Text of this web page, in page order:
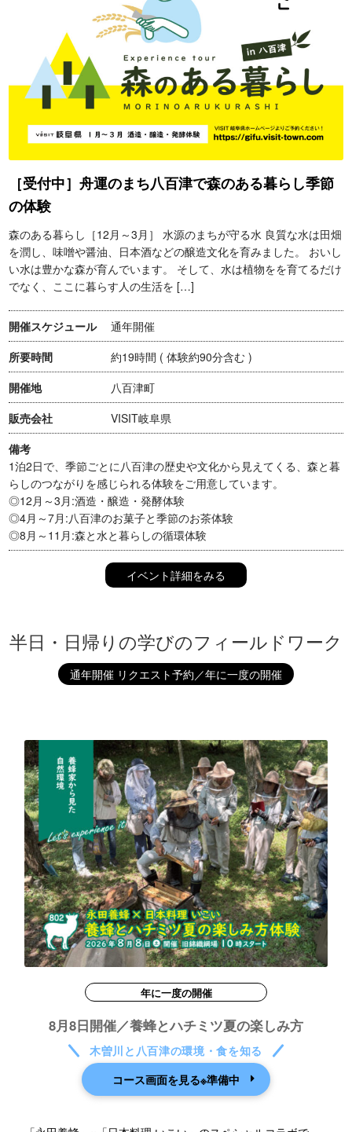
［受付中］舟運のまち八百津で森のある暮らし季節
の体験
森のある暮らし［12月～3月］ 水源のまちが守る水 良質な水は田畑
を潤し、味噌や醤油、日本酒などの醸造文化を育みました。 おいし
い水は豊かな森が育んでいます。 そして、水は植物をを育てるだけ
でなく、ここに暮らす人の生活を […]
開催スケジュール
通年開催
所要時間
約19時間 ( 体験約90分含む )
開催地
八百津町
販売会社
VISIT岐阜県
備考
1泊2日で、季節ごとに八百津の歴史や文化から見えてくる、森と暮
らしのつながりを感じられる体験をご用意しています。
◎12月～3月:酒造・醸造・発酵体験
◎4月～7月:八百津のお菓子と季節のお茶体験
◎8月～11月:森と水と暮らしの循環体験
イベント詳細をみる
半日・日帰りの学びのフィールドワーク
通年開催 リクエスト予約／年に一度の開催
年に一度の開催
8月8日開催／養蜂とハチミツ夏の楽しみ方
木曽川と八百津の環境・食を知る
コース画面を見る※準備中